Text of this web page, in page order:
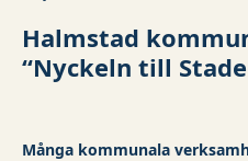
Halmstad
“Nyckeln till
Många kommunala